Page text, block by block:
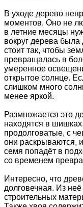
В уходе дерево
моментов. Оно не
в летние месяцы
вокруг дерева была
стоит так, чтобы
превращалась в
умеренное
открытое солнце.
слишком много
менее яркой.
Размножается это
находятся в
продолговатые, с
они раскрываются,
семя попадёт в
со временем
Интересно, что
долговечная. Из
строительных